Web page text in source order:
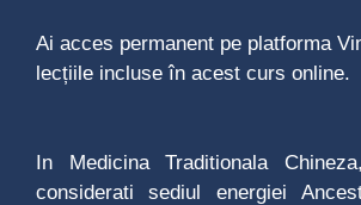
Ai acces permanent pe platforma
lecțiile incluse în acest curs online.
In Medicina Traditionala
considerati sediul energiei